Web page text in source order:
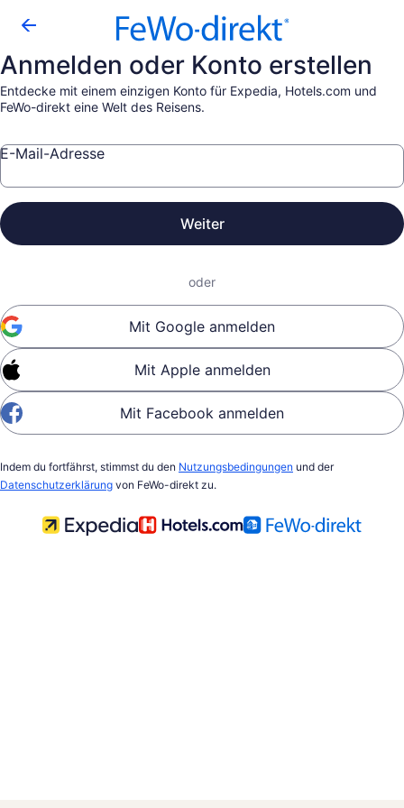
Anmelden oder Konto erstellen
Entdecke mit einem einzigen Konto für Expedia, Hotels.com und
FeWo-direkt eine Welt des Reisens.
E-Mail-Adresse
Weiter
oder
Mit Google anmelden
Mit Apple anmelden
Mit Facebook anmelden
Indem du fortfährst, stimmst du den Nutzungsbedingungen und der
Datenschutzerklärung von FeWo-direkt zu.